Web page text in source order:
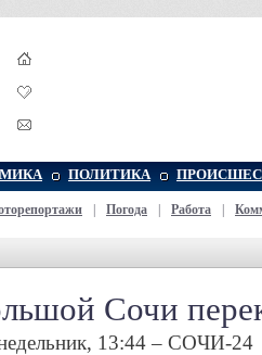
ПОЛИТИКА
Погода Работа
Сочи
13:44 – СОЧИ-24